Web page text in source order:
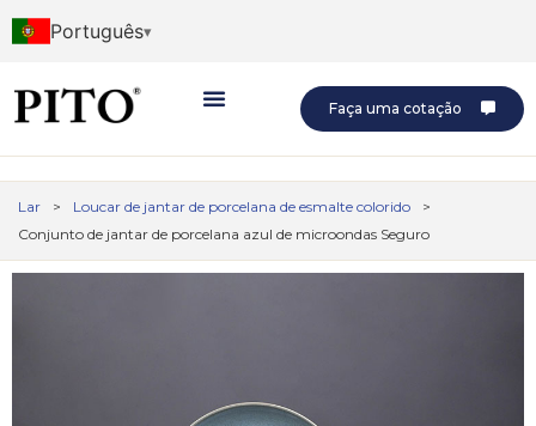
Português
Faça uma cotação
Lar > Loucar de jantar de porcelana de esmalte colorido
>
Conjunto de jantar de porcelana azul de microondas Seguro